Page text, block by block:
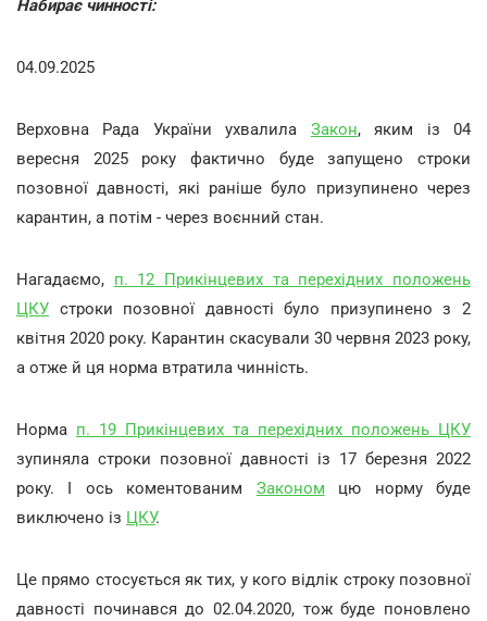
Набирає чинності:
04.09.2025
Верховна Рада України ухвалила Закон, яким із 04
вересня 2025 року фактично буде запущено строки
позовної давності, які раніше було призупинено через
карантин, а потім - через воєнний стан.
Нагадаємо, п. 12 Прикінцевих та перехідних положень
ЦКУ строки позовної давності було призупинено з 2
квітня 2020 року. Карантин скасували 30 червня 2023 року,
а отже й ця норма втратила чинність.
Норма п. 19 Прикінцевих та перехідних положень ЦКУ
зупиняла строки позовної давності із 17 березня 2022
року. І ось коментованим Законом цю норму буде
виключено із ЦКУ.
Це прямо стосується як тих, у кого відлік строку позовної
давності починався до 02.04.2020, тож буде поновлено